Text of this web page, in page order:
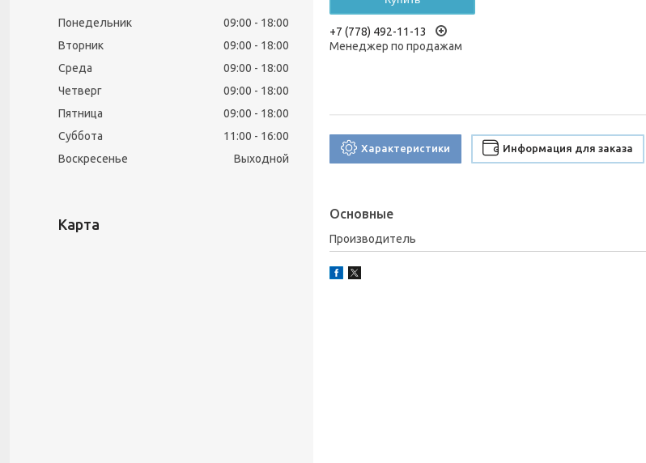
+7 (778) 492-11-13
Менеджер по продажам
Характеристики Информация для заказа
Основные
Производитель
Понедельник 09:00
18:00
Вторник
09:00
18:00
Среда
09:00
18:00
Четверг
09:00
18:00
Пятница
09:00
18:00
Суббота
11:00
16:00
Воскресенье
Выходной
Карта